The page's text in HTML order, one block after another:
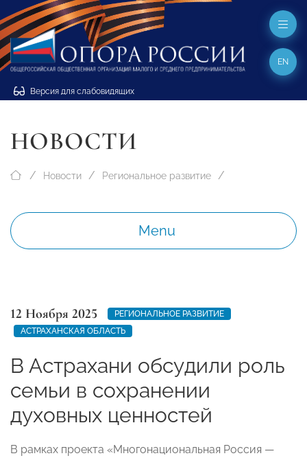
Версия для слабовидящих
EN
НОВОСТИ
Новости Региональное развитие
Menu
12 Ноября 2025
РЕГИОНАЛЬНОЕ РАЗВИТИЕ
АСТРАХАНСКАЯ ОБЛАСТЬ
В Астрахани обсудили роль
семьи в сохранении
духовных ценностей
В рамках проекта «Многонациональная Россия —